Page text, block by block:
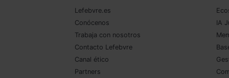
Lefebvre.es
Conócenos
Trabaja con nosotros
Contacto Lefebvre
Canal ético
Partners
IA